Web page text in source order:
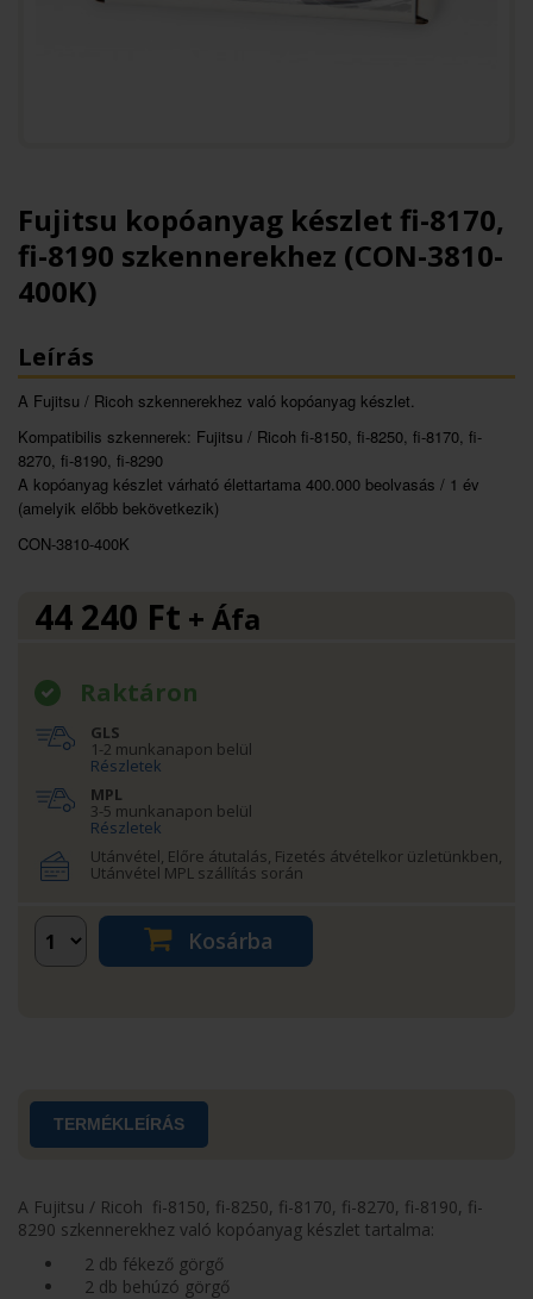
Fujitsu kopóanyag készlet fi-8170,
fi-8190 szkennerekhez (CON-3810-
400K)
Leírás
A Fujitsu / Ricoh szkennerekhez való kopóanyag készlet.
Kompatibilis szkennerek: Fujitsu / Ricoh fi-8150, fi-8250, fi-8170, fi-
8270, fi-8190, fi-8290
A kopóanyag készlet várható élettartama 400.000 beolvasás / 1 év
(amelyik előbb bekövetkezik)
CON-3810-400K
44 240 Ft + Áfa
Raktáron
GLS
1-2 munkanapon belül
Részletek
MPL
3-5 munkanapon belül
Részletek
Utánvétel, Előre átutalás, Fizetés átvételkor üzletünkben,
Utánvétel MPL szállítás során
Kosárba
TERMÉKLEÍRÁS
A Fujitsu / Ricoh fi-8150, fi-8250, fi-8170, fi-8270, fi-8190, fi-
8290 szkennerekhez való kopóanyag készlet tartalma:
2 db fékező görgő
2 db behúzó görgő